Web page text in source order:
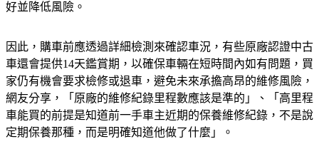
好並降低風險。
因此，購車前應透過詳細檢測來確認車況，有些原廠認證中古
車還會提供14天鑑賞期，以確保車輛在短時間內如有問題，買
家仍有機會要求檢修或退車，避免未來承擔高昂的維修風險，
網友分享，「原廠的維修紀錄里程數應該是準的」、「高里程
車能買的前提是知道前一手車主近期的保養維修紀錄，不是說
定期保養那種，而是明確知道他做了什麼」。